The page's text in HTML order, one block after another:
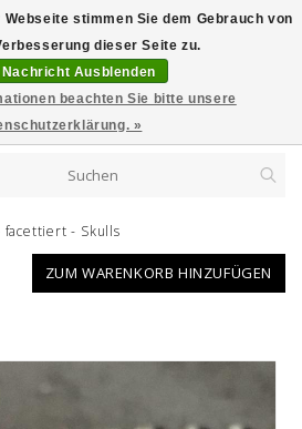
facettiert - Skulls
ZUM WARENKORB HINZUFÜGEN
stimmen Sie dem Gebrauch von
dieser Seite zu.
Nachricht Ausblenden
beachten Sie bitte unsere
»